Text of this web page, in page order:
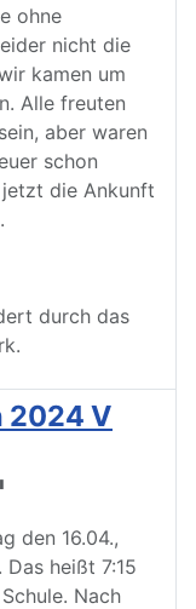
ohne
nicht die
kamen um
Alle freuten
aber waren
schon
die Ankunft
durch das
2024 V
den 16.04.,
heißt 7:15
Nach